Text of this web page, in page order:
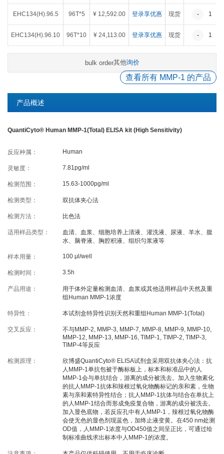
细胞生物学 心血管生物学 信号转导
定制代测
ELISA代测
活动促销
促销活动
线下展会
服务支持
资源中心
常见问题 注意事项
结果数据分析
下载中心
EHC134(H).96.5 96T*5 ¥ 12,592.00 登录享优惠 现货 - 1
EHC134(H).96.10 96T*10 ¥ 24,113.00 登录享优惠 现货 - 1
bulk order其他询价
查看所有 MMP-1 的产品
产品概述
QuantiCyto® Human MMP-1(Total) ELISA kit (High Sensitivity)
反应种属： Human
灵敏度： 7.81pg/ml
检测范围： 15.63-1000pg/ml
检测类型： 双抗体夹心法
检测方法： 比色法
适用样品类型：
血清、血浆、细胞培养上清液、灌洗液、尿液、羊水、腹
水、脑脊液、胸腔积液、组织匀浆液等
样本用量： 100 μl/well
检测时间： 3.5h
产品用途：
用于体外定量检测血清、血浆或其他适用样品中天然及重
组Human MMP-1浓度
特异性： 本试剂盒特异性识别天然和重组Human MMP-1(Total)
交叉反应：
不与MMP-2, MMP-3, MMP-7, MMP-8, MMP-9, MMP-10,
MMP-12, MMP-13, MMP-16, TIMP-1, TIMP-2, TIMP-3,
TIMP-4等反应
检测原理：
欣博盛QuantiCyto® ELISA试剂盒采用双抗体夹心法：抗
人MMP-1单抗包被于酶标板上，标本和标准品中的人
MMP-1会与单抗结合，游离的成分被洗去。加入生物素化
的抗人MMP-1抗体和辣根过氧化物酶标记的亲和素，生物
素与亲和素特异性结合；抗人MMP-1抗体与结合在单抗上
的人MMP-1结合而形成免疫复合物，游离的成分被洗去。
加入显色底物，若反应孔中有人MMP-1，辣根过氧化物酶
会使无色的显色剂现蓝色，加终止液变黄。在450 nm处测
OD值，人MMP-1浓度与OD450值之间呈正比，可通过绘
制标准曲线求出标本中人MMP-1的浓度。